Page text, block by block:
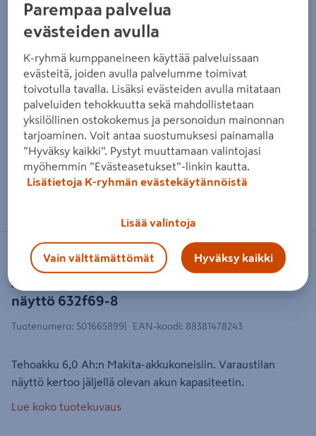
Zoomaa kuvaa sormilla kosketusnäytöllä
Akku Makita 18V 6,0Ah varaustilan
näyttö 632f69-8
MAKITA
Tuotenumero: 501665899 EAN-koodi: 88381478243
Tehoakku 6,0 Ah:n Makita-akkukoneisiin. Varaustilan
näyttö kertoo jäljellä olevan akun kapasiteetin.
Lue koko tuotekuvaus
Parempaa palvelua
evästeiden avulla
K-ryhmä kumppaneineen käyttää palveluissaan
evästeitä, joiden avulla palvelumme toimivat
toivotulla tavalla. Lisäksi evästeiden avulla mitataan
palveluiden tehokkuutta sekä mahdollistetaan
yksilöllinen ostokokemus ja personoidun mainonnan
tarjoaminen. Voit antaa suostumuksesi painamalla
”Hyväksy kaikki”. Pystyt muuttamaan valintojasi
myöhemmin ”Evästeasetukset”-linkin kautta.
Lisätietoja K-ryhmän evästekäytännöistä
Lisää valintoja
Vain välttämättömät Hyväksy kaikki